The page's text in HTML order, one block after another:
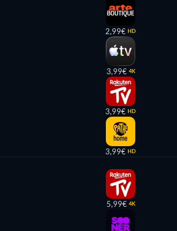
2,99€ HD
3,99€ 4K
3,99€ HD
3,99€ HD
5,99€ 4K